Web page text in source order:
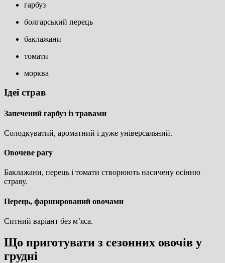
гарбуз
болгарський перець
баклажани
томати
морква
Ідеї страв
Запечений гарбуз із травами
Солодкуватий, ароматний і дуже універсальний.
Овочеве рагу
Баклажани, перець і томати створюють насичену осінню
страву.
Перець, фарширований овочами
Ситний варіант без м’яса.
Що приготувати з сезонних овочів у
грудні